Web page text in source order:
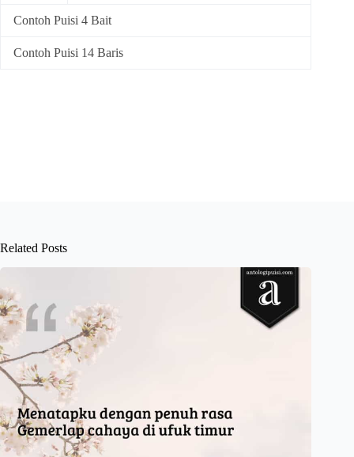
Contoh Puisi 4 Bait
Contoh Puisi 14 Baris
Related Posts